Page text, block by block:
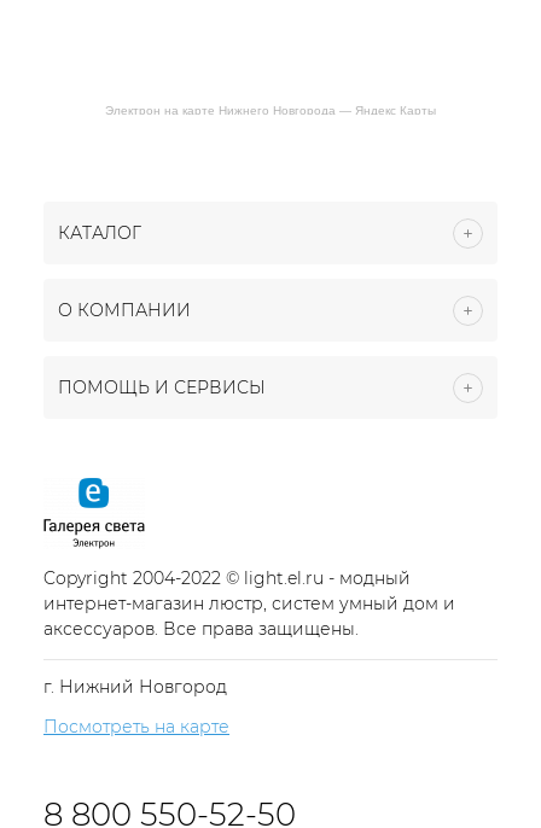
Электрон на карте Нижнего Новгорода — Яндекс Карты
КАТАЛОГ
О КОМПАНИИ
ПОМОЩЬ И СЕРВИСЫ
Copyright 2004-2022 © light.el.ru - модный
интернет-магазин люстр, систем умный дом и
аксессуаров. Все права защищены.
г. Нижний Новгород
Посмотреть на карте
8 800 550-52-50